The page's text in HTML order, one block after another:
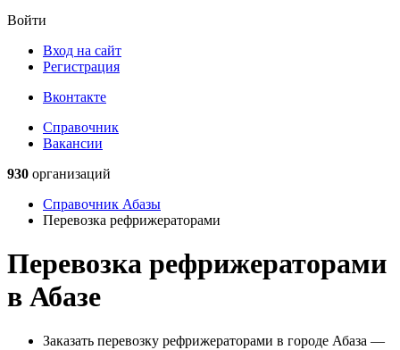
Войти
Вход на сайт
Регистрация
Вконтакте
Справочник
Вакансии
930 организаций
Справочник Абазы
Перевозка рефрижераторами
Перевозка рефрижераторами
в Абазе
Заказать перевозку рефрижераторами в городе Абаза —